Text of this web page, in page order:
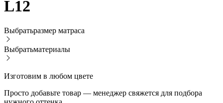
L12
Выбратьразмер матраса
Выбратьматериалы
Изготовим в любом цвете
Просто добавьте товар — менеджер свяжется для подбора